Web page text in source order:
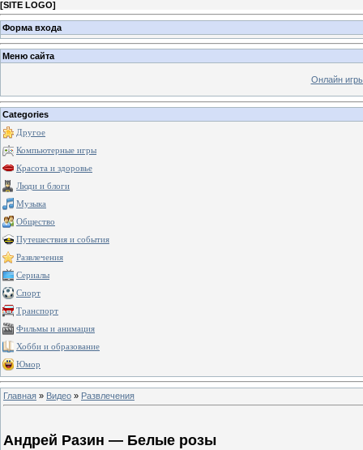
[SITE LOGO]
Форма входа
Меню сайта
Онлайн
Categories
Другое
Компьютерные игры
Красота и здоровье
Люди и блоги
Музыка
Общество
Путешествия и события
Развлечения
Сериалы
Спорт
Транспорт
Фильмы и анимация
Хобби и образование
Юмор
Главная » Видео » Развлечения
Андрей Разин — Белые розы